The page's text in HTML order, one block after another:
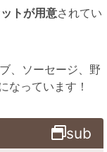
トが用意されてい
、ソーセージ、野
なっています！
sub